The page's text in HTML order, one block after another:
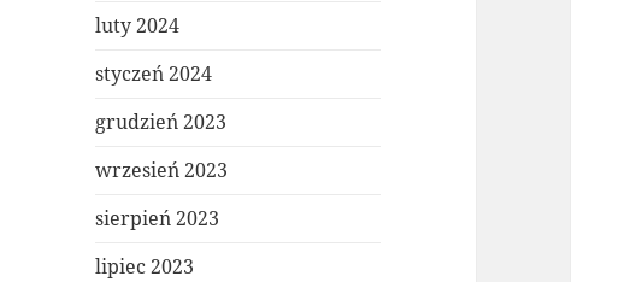
luty 2024
styczeń 2024
grudzień 2023
wrzesień 2023
sierpień 2023
lipiec 2023